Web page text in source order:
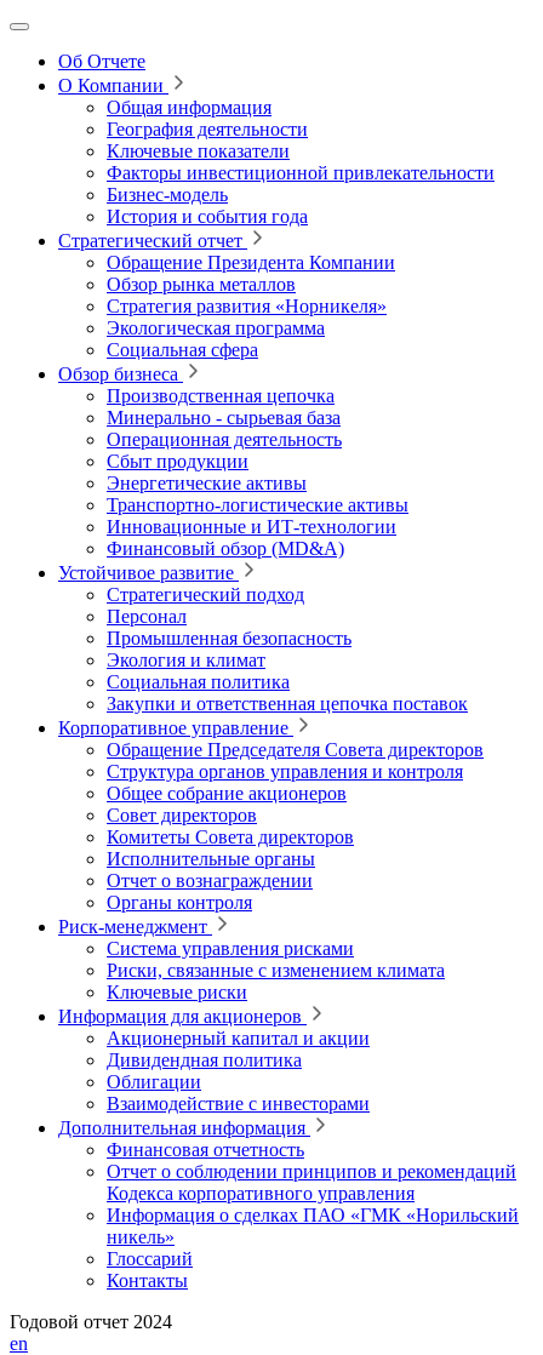
Об Отчете
О Компании
Общая информация
География деятельности
Ключевые показатели
Факторы инвестиционной привлекательности
Бизнес-модель
История и события года
Стратегический отчет
Обращение Президента Компании
Обзор рынка металлов
Стратегия развития «Норникеля»
Экологическая программа
Социальная сфера
Обзор бизнеса
Производственная цепочка
Минерально ‑ сырьевая база
Операционная деятельность
Сбыт продукции
Энергетические активы
Транспортно-логистические активы
Инновационные и ИТ‑технологии
Финансовый обзор (MD&A)
Устойчивое развитие
Стратегический подход
Персонал
Промышленная безопасность
Экология и климат
Социальная политика
Закупки и ответственная цепочка поставок
Корпоративное управление
Обращение Председателя Совета директоров
Структура органов управления и контроля
Общее собрание акционеров
Совет директоров
Комитеты Совета директоров
Исполнительные органы
Отчет о вознаграждении
Органы контроля
Риск-менеджмент
Система управления рисками
Риски, связанные с изменением климата
Ключевые риски
Информация для акционеров
Акционерный капитал и акции
Дивидендная политика
Облигации
Взаимодействие с инвесторами
Дополнительная информация
Финансовая отчетность
Отчет о соблюдении принципов и рекомендаций
Кодекса корпоративного управления
Информация о сделках ПАО «ГМК «Норильский
никель»
Глоссарий
Контакты
Годовой отчет 2024
en